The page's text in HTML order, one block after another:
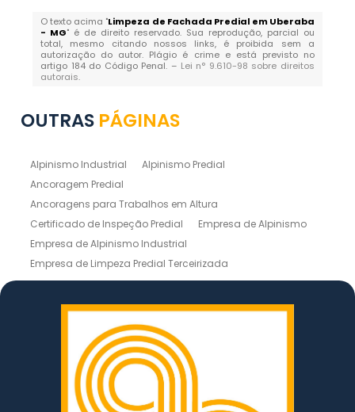
O texto acima "Limpeza de Fachada Predial em Uberaba
- MG" é de direito reservado. Sua reprodução, parcial ou
total, mesmo citando nossos links, é proibida sem a
autorização do autor. Plágio é crime e está previsto no
artigo 184 do Código Penal. – Lei n° 9.610-98 sobre direitos
autorais.
OUTRAS PÁGINAS
Alpinismo Industrial
Alpinismo Predial
Ancoragem Predial
Ancoragens para Trabalhos em Altura
Certificado de Inspeção Predial
Empresa de Alpinismo
Empresa de Alpinismo Industrial
Empresa de Limpeza Predial Terceirizada
Empresas de Limpeza de Fachadas
Inspeção de Estruturas
Inspeção Predial
Instalação de Linhas de Vida
Laudo de Inspeção Predial
Laudo Técnico de Inspeção Predial
Limpeza de Fachada em Altura
Limpeza de Fachada Predial
Limpeza de Silos